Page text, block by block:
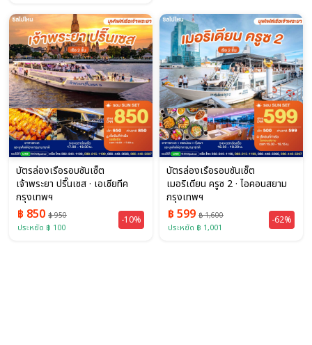
บัตรล่องเรือรอบซันเซ็ต
เจ้าพระยา ปริ๊นเซส · เอเชียทีค
กรุงเทพฯ
฿ 850 ฿ 950
ประหยัด ฿ 100
-10%
บัตรล่องเรือรอบซันเซ็ต
เมอริเดียน ครูซ 2 · ไอคอนสยาม
กรุงเทพฯ
฿ 599 ฿ 1,600
ประหยัด ฿ 1,001
-62%